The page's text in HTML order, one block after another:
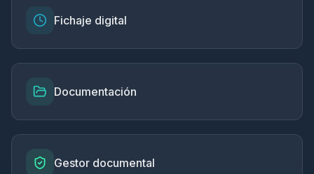
Fichaje digital
Documentación
Gestor documental